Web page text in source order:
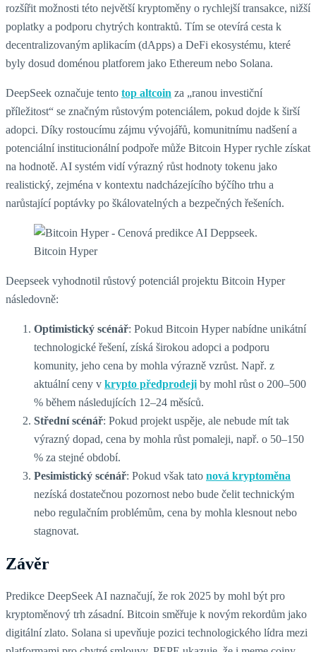
rozšířit možnosti této největší kryptoměny o rychlejší transakce, nižší
poplatky a podporu chytrých kontraktů. Tím se otevírá cesta k
decentralizovaným aplikacím (dApps) a DeFi ekosystému, které
byly dosud doménou platforem jako Ethereum nebo Solana.
DeepSeek označuje tento top altcoin za „ranou investiční
příležitost“ se značným růstovým potenciálem, pokud dojde k širší
adopci. Díky rostoucímu zájmu vývojářů, komunitnímu nadšení a
potenciální institucionální podpoře může Bitcoin Hyper rychle získat
na hodnotě. AI systém vidí výrazný růst hodnoty tokenu jako
realistický, zejména v kontextu nadcházejícího býčího trhu a
narůstající poptávky po škálovatelných a bezpečných řešeních.
Bitcoin Hyper
Deepseek vyhodnotil růstový potenciál projektu Bitcoin Hyper
následovně:
Optimistický scénář: Pokud Bitcoin Hyper nabídne unikátní
technologické řešení, získá širokou adopci a podporu
komunity, jeho cena by mohla výrazně vzrůst. Např. z
aktuální ceny v krypto předprodeji by mohl růst o 200–500
% během následujících 12–24 měsíců.
Střední scénář: Pokud projekt uspěje, ale nebude mít tak
výrazný dopad, cena by mohla růst pomaleji, např. o 50–150
% za stejné období.
Pesimistický scénář: Pokud však tato nová kryptoměna
nezíská dostatečnou pozornost nebo bude čelit technickým
nebo regulačním problémům, cena by mohla klesnout nebo
stagnovat.
Závěr
Predikce DeepSeek AI naznačují, že rok 2025 by mohl být pro
kryptoměnový trh zásadní. Bitcoin směřuje k novým rekordům jako
digitální zlato. Solana si upevňuje pozici technologického lídra mezi